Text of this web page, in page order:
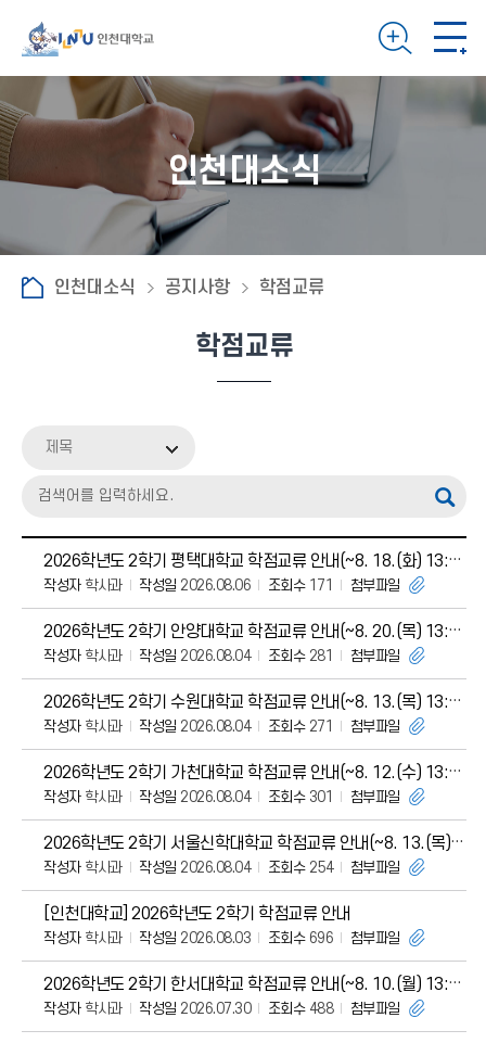
인천대소식
인천대소식 공지사항 학점교류
학점교류
제목
2026학년도 2학기 평택대학교 학점교류 안내(~8. 18.(화) 13:00)
작성자학사과 작성일 2026.08.06 조회수171 첨부파일
2026학년도 2학기 안양대학교 학점교류 안내(~8. 20.(목) 13:00)
작성자학사과 작성일 2026.08.04 조회수281 첨부파일
2026학년도 2학기 수원대학교 학점교류 안내(~8. 13.(목) 13:00)
작성자학사과 작성일 2026.08.04 조회수271 첨부파일
2026학년도 2학기 가천대학교 학점교류 안내(~8. 12.(수) 13:00)
작성자학사과 작성일 2026.08.04 조회수301 첨부파일
2026학년도 2학기 서울신학대학교 학점교류 안내(~8. 13.(목) 13:00)
작성자학사과 작성일 2026.08.04 조회수254 첨부파일
[인천대학교] 2026학년도 2학기 학점교류 안내
작성자학사과 작성일 2026.08.03 조회수696 첨부파일
2026학년도 2학기 한서대학교 학점교류 안내(~8. 10.(월) 13:00)
작성자학사과 작성일 2026.07.30 조회수488 첨부파일